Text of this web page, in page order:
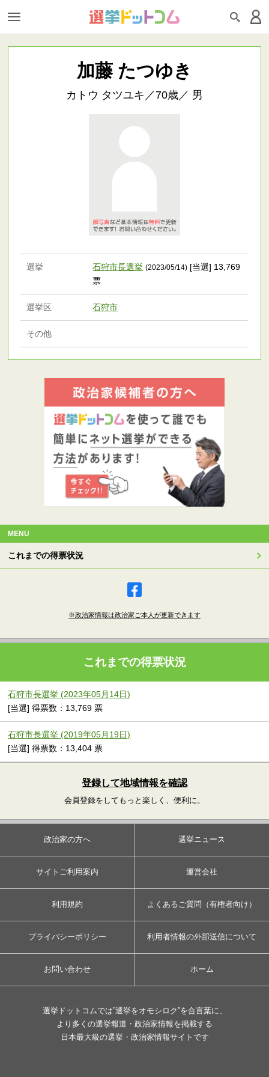
加藤 たつゆき
カトウ タツユキ／70歳／ 男
選挙 石狩市長選挙 (2023/05/14) [当選] 13,769
票
選挙区 石狩市
その他
MENU
これまでの得票状況
※政治家情報は政治家ご本人が更新できます
これまでの得票状況
石狩市長選挙 (2023年05月14日)
[当選] 得票数：13,769 票
石狩市長選挙 (2019年05月19日)
[当選] 得票数：13,404 票
登録して地域情報を確認
会員登録をしてもっと楽しく、便利に。
政治家の方へ 選挙ニュース
サイトご利用案内 運営会社
利用規約 よくあるご質問（有権者向け）
プライバシーポリシー 利用者情報の外部送信について
お問い合わせ ホーム
選挙ドットコムでは”選挙をオモシロク”を合言葉に、
より多くの選挙報道・政治家情報を掲載する
日本最大級の選挙・政治家情報サイトです